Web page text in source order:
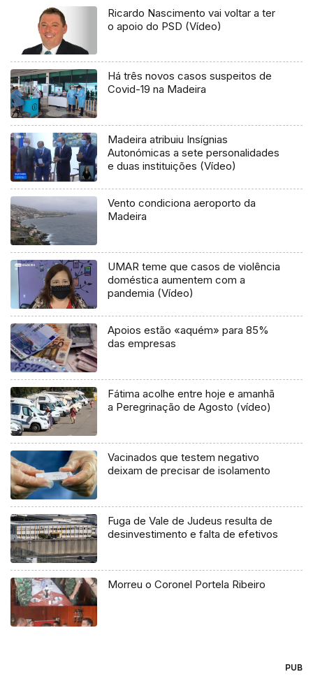
Ricardo Nascimento vai voltar a ter
o apoio do PSD (Vídeo)
Há três novos casos suspeitos de
Covid-19 na Madeira
Madeira atribuiu Insígnias
Autonómicas a sete personalidades
e duas instituições (Vídeo)
Vento condiciona aeroporto da
Madeira
UMAR teme que casos de violência
doméstica aumentem com a
pandemia (Vídeo)
Apoios estão «aquém» para 85%
das empresas
Fátima acolhe entre hoje e amanhã
a Peregrinação de Agosto (vídeo)
Vacinados que testem negativo
deixam de precisar de isolamento
Fuga de Vale de Judeus resulta de
desinvestimento e falta de efetivos
Morreu o Coronel Portela Ribeiro
PUB